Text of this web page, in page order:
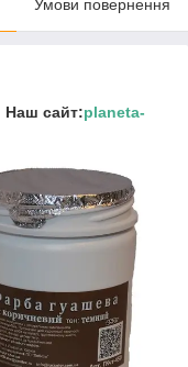
Умови повернення
Наш сайт:planeta-